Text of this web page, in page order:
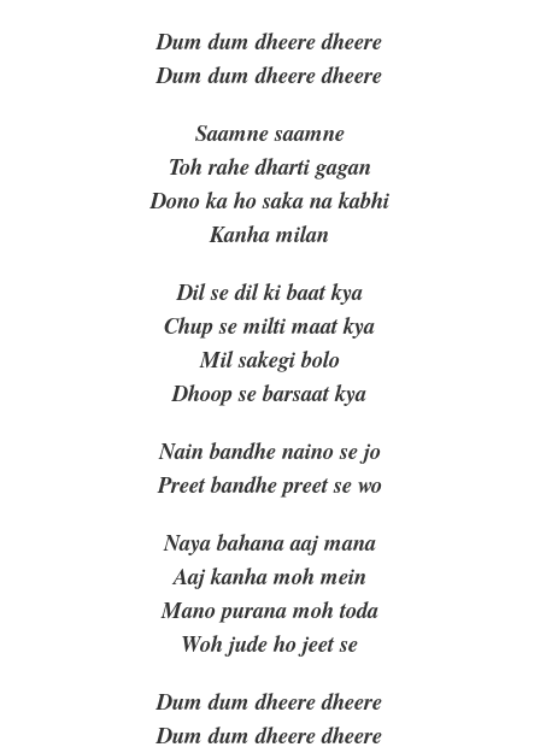
Dum dum dheere dheere
Dum dum dheere dheere
Saamne saamne
Toh rahe dharti gagan
Dono ka ho saka na kabhi
Kanha milan
Dil se dil ki baat kya
Chup se milti maat kya
Mil sakegi bolo
Dhoop se barsaat kya
Nain bandhe naino se jo
Preet bandhe preet se wo
Naya bahana aaj mana
Aaj kanha moh mein
Mano purana moh toda
Woh jude ho jeet se
Dum dum dheere dheere
Dum dum dheere dheere